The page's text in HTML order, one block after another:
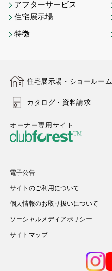
アフターサービス
住宅展示場
特徴
住宅展示場・ショールーム
カタログ・資料請求
オーナー専用サイト
電子公告
サイトのご利用について
個人情報のお取り扱いについて
ソーシャルメディアポリシー
サイトマップ